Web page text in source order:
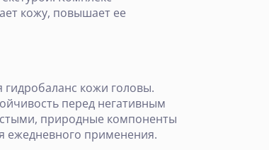
кожу, повышает ее
кожи головы.
перед негативным
природные компоненты
ежедневного применения.